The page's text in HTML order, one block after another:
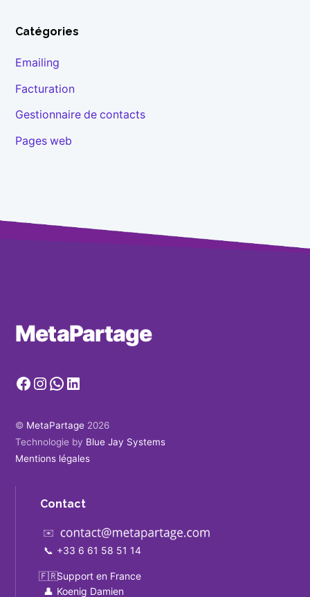
Catégories
Emailing
Facturation
Gestionnaire de contacts
Pages web
MetaPartage
Facebook
Instagram
WhatsApp
LinkedIn
© MetaPartage 2026
Technologie by Blue Jay Systems
Mentions légales
Contact
✉️
📞 +33 6 61 58 51 14
🇫🇷Support en France
👤 Koenig Damien